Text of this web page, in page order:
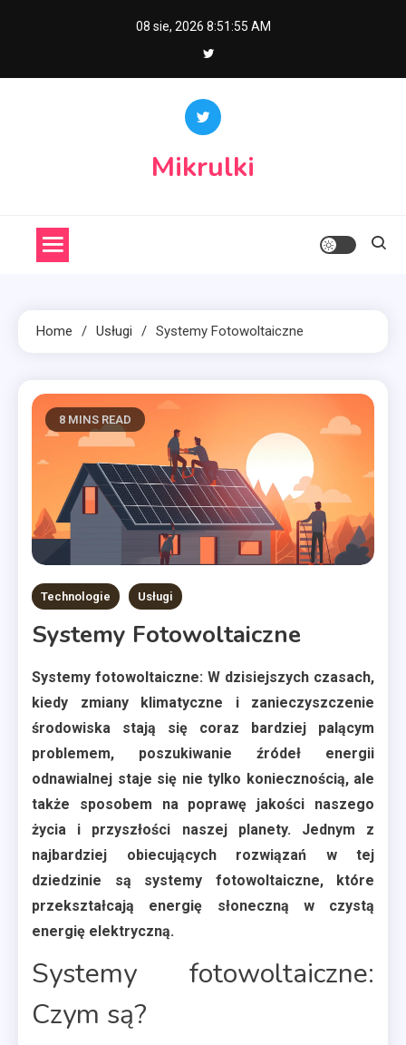
08 sie, 2026 8:51:56 AM
Mikrulki
Home Usługi Systemy Fotowoltaiczne
8 MINS READ
Technologie Usługi
Systemy Fotowoltaiczne
Systemy fotowoltaiczne: W dzisiejszych czasach,
kiedy zmiany klimatyczne i zanieczyszczenie
środowiska stają się coraz bardziej palącym
problemem, poszukiwanie źródeł energii
odnawialnej staje się nie tylko koniecznością, ale
także sposobem na poprawę jakości naszego
życia i przyszłości naszej planety. Jednym z
najbardziej obiecujących rozwiązań w tej
dziedzinie są systemy fotowoltaiczne, które
przekształcają energię słoneczną w czystą
energię elektryczną.
Systemy fotowoltaiczne:
Czym są?